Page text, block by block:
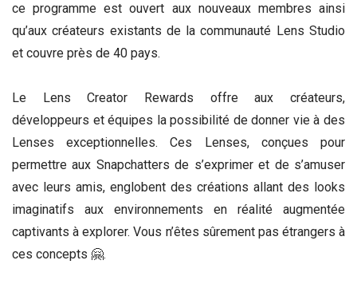
ce programme est ouvert aux nouveaux membres ainsi
qu’aux créateurs existants de la communauté Lens Studio
et couvre près de 40 pays.
Le Lens Creator Rewards offre aux créateurs,
développeurs et équipes la possibilité de donner vie à des
Lenses exceptionnelles. Ces Lenses, conçues pour
permettre aux Snapchatters de s’exprimer et de s’amuser
avec leurs amis, englobent des créations allant des looks
imaginatifs aux environnements en réalité augmentée
captivants à explorer. Vous n’êtes sûrement pas étrangers à
ces concepts 🤗.